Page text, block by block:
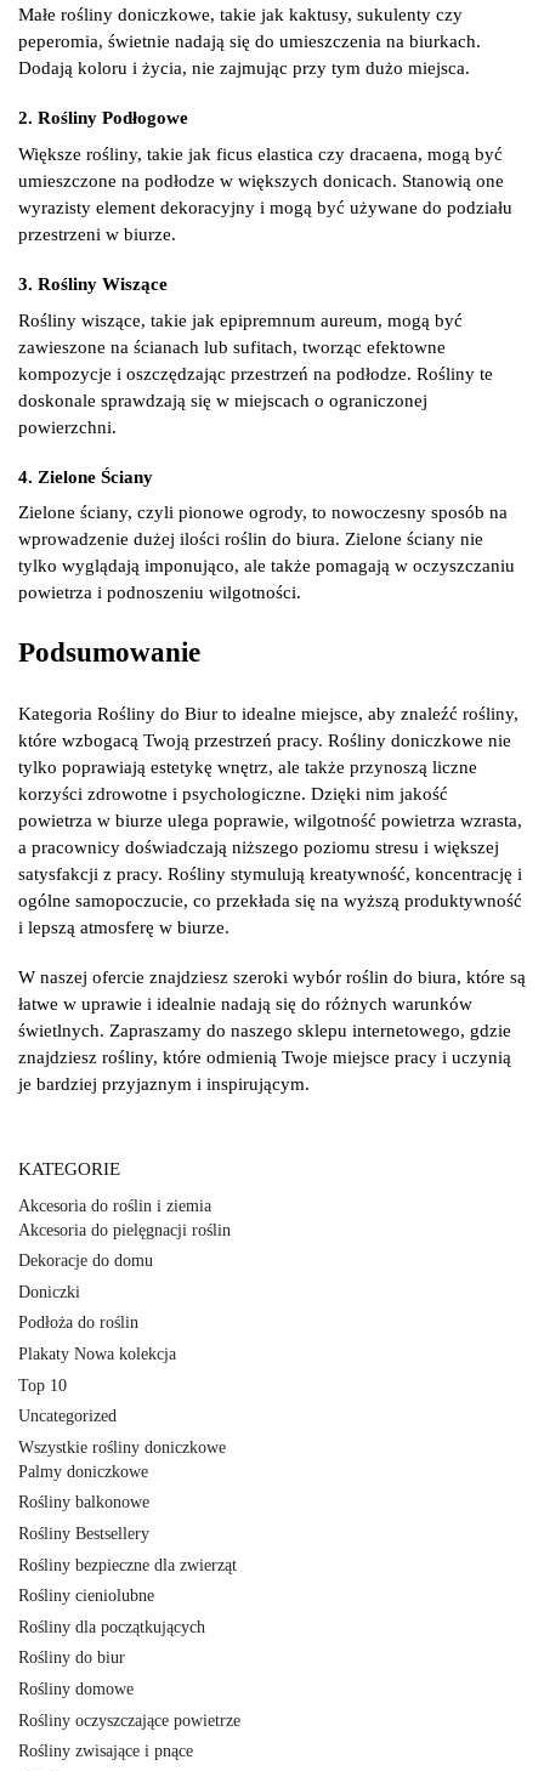
Małe rośliny doniczkowe, takie jak kaktusy, sukulenty czy
peperomia, świetnie nadają się do umieszczenia na biurkach.
Dodają koloru i życia, nie zajmując przy tym dużo miejsca.
2. Rośliny Podłogowe
Większe rośliny, takie jak ficus elastica czy dracaena, mogą być
umieszczone na podłodze w większych donicach. Stanowią one
wyrazisty element dekoracyjny i mogą być używane do podziału
przestrzeni w biurze.
3. Rośliny Wiszące
Rośliny wiszące, takie jak epipremnum aureum, mogą być
zawieszone na ścianach lub sufitach, tworząc efektowne
kompozycje i oszczędzając przestrzeń na podłodze. Rośliny te
doskonale sprawdzają się w miejscach o ograniczonej
powierzchni.
4. Zielone Ściany
Zielone ściany, czyli pionowe ogrody, to nowoczesny sposób na
wprowadzenie dużej ilości roślin do biura. Zielone ściany nie
tylko wyglądają imponująco, ale także pomagają w oczyszczaniu
powietrza i podnoszeniu wilgotności.
Podsumowanie
Kategoria Rośliny do Biur to idealne miejsce, aby znaleźć rośliny,
które wzbogacą Twoją przestrzeń pracy. Rośliny doniczkowe nie
tylko poprawiają estetykę wnętrz, ale także przynoszą liczne
korzyści zdrowotne i psychologiczne. Dzięki nim jakość
powietrza w biurze ulega poprawie, wilgotność powietrza wzrasta,
a pracownicy doświadczają niższego poziomu stresu i większej
satysfakcji z pracy. Rośliny stymulują kreatywność, koncentrację i
ogólne samopoczucie, co przekłada się na wyższą produktywność
i lepszą atmosferę w biurze.
W naszej ofercie znajdziesz szeroki wybór roślin do biura, które są
łatwe w uprawie i idealnie nadają się do różnych warunków
świetlnych. Zapraszamy do naszego sklepu internetowego, gdzie
znajdziesz rośliny, które odmienią Twoje miejsce pracy i uczynią
je bardziej przyjaznym i inspirującym.
KATEGORIE
Akcesoria do roślin i ziemia
Akcesoria do pielęgnacji roślin
Dekoracje do domu
Doniczki
Podłoża do roślin
Plakaty Nowa kolekcja
Top 10
Uncategorized
Wszystkie rośliny doniczkowe
Palmy doniczkowe
Rośliny balkonowe
Rośliny Bestsellery
Rośliny bezpieczne dla zwierząt
Rośliny cieniolubne
Rośliny dla początkujących
Rośliny do biur
Rośliny domowe
Rośliny oczyszczające powietrze
Rośliny zwisające i pnące